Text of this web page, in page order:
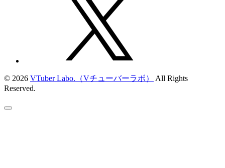
© 2026 VTuber Labo.（Vチューバーラボ）
All Rights
Reserved.